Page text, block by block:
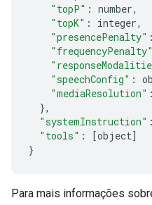
"topP" : number,
"topK" : integer,
"presencePenalty" :
"frequencyPenalty"
"speechConfig" :
"mediaResolution" :
},
"systemInstruction" :
"tools" : [object]
}
Para mais informações